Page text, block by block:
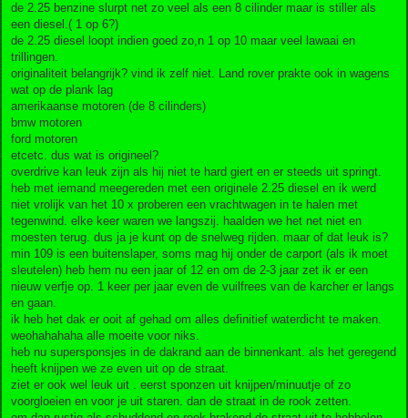
de 2.25 benzine slurpt net zo veel als een 8 cilinder maar is stiller als
een diesel.( 1 op 6?)
de 2.25 diesel loopt indien goed zo,n 1 op 10 maar veel lawaai en
trillingen.
originaliteit belangrijk? vind ik zelf niet. Land rover prakte ook in wagens
wat op de plank lag
amerikaanse motoren (de 8 cilinders)
bmw motoren
ford motoren
etcetc. dus wat is origineel?
overdrive kan leuk zijn als hij niet te hard giert en er steeds uit springt.
heb met iemand meegereden met een originele 2.25 diesel en ik werd
niet vrolijk van het 10 x proberen een vrachtwagen in te halen met
tegenwind. elke keer waren we langszij. haalden we het net niet en
moesten terug. dus ja je kunt op de snelweg rijden. maar of dat leuk is?
min 109 is een buitenslaper, soms mag hij onder de carport (als ik moet
sleutelen) heb hem nu een jaar of 12 en om de 2-3 jaar zet ik er een
nieuw verfje op. 1 keer per jaar even de vuilfrees van de karcher er langs
en gaan.
ik heb het dak er ooit af gehad om alles definitief waterdicht te maken.
weohahahaha alle moeite voor niks.
heb nu supersponsjes in de dakrand aan de binnenkant. als het geregend
heeft knijpen we ze even uit op de straat.
ziet er ook wel leuk uit . eerst sponzen uit knijpen/minuutje of zo
voorgloeien en voor je uit staren. dan de straat in de rook zetten.